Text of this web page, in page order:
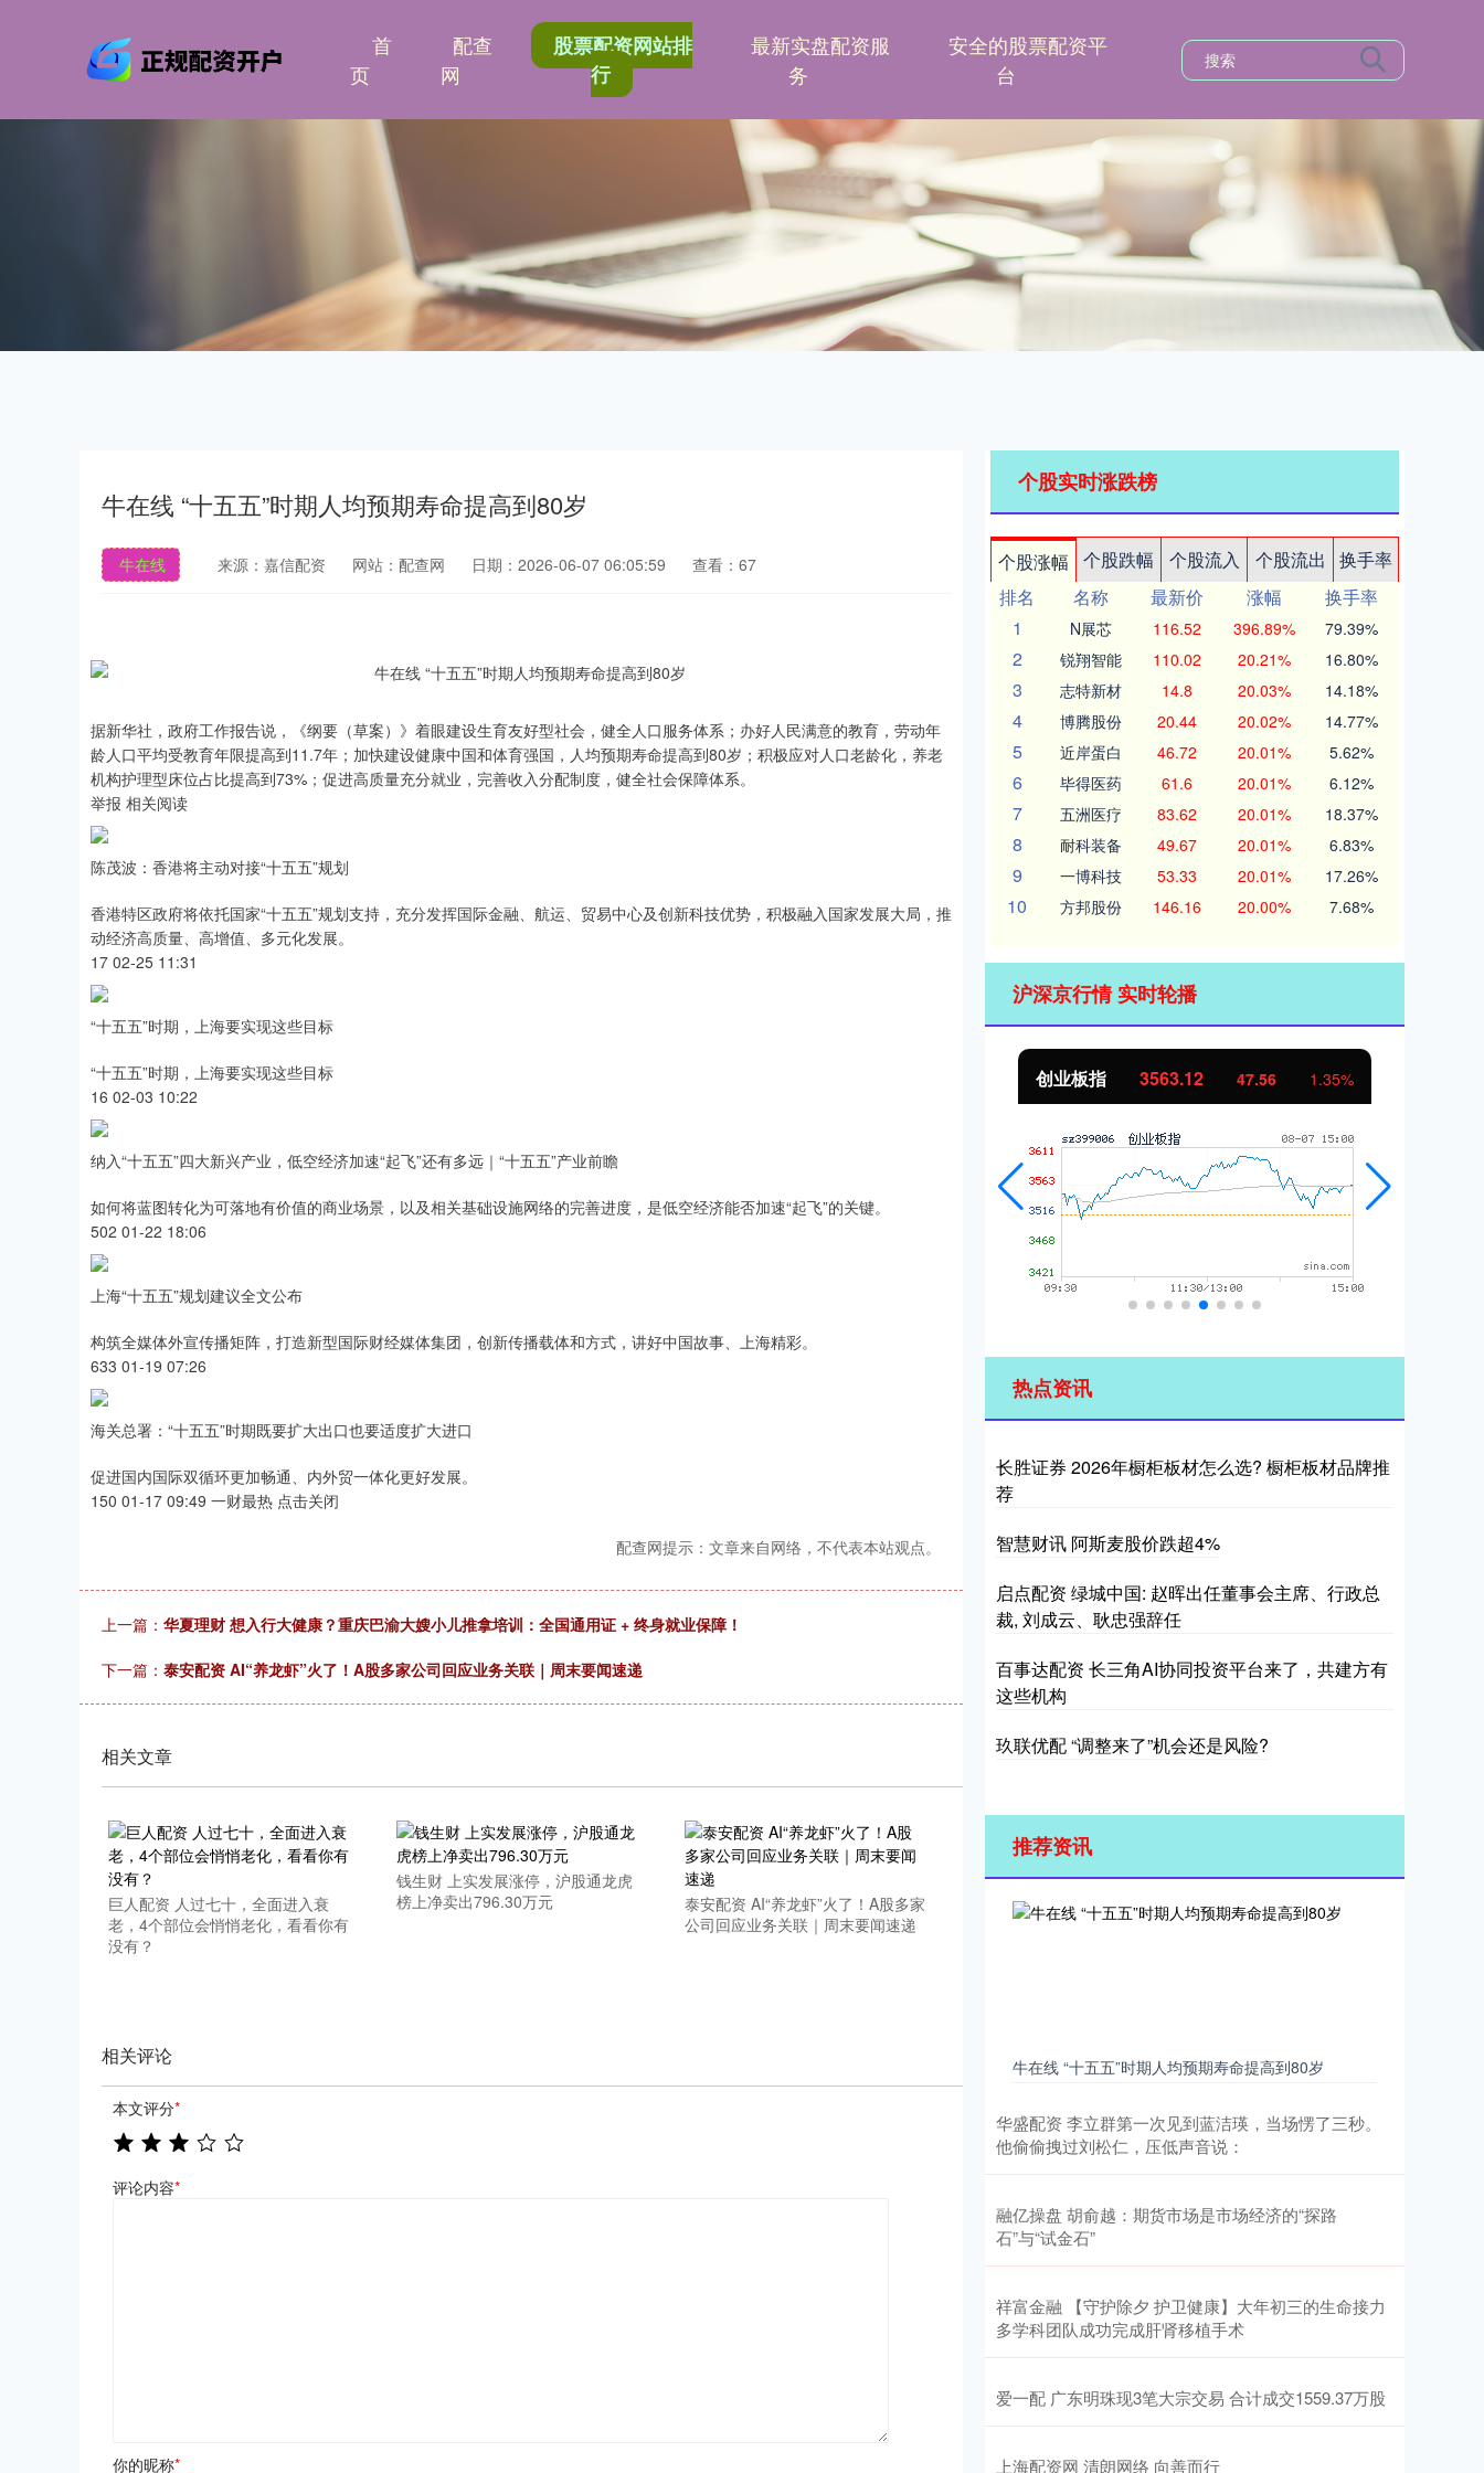
首
页
配查
网
股票配资网站排
行
最新实盘配资服
务
安全的股票配资平
台
牛在线 “十五五”时期人均预期寿命提高到80岁
牛在线 来源：嘉信配资 网站：配查网 日期：2026-06-07 06:05:59 查看：67
据新华社，政府工作报告说，《纲要（草案）》着眼建设生育友好型社会，健全人口服务体系；办好人民满意的教育，劳动年
龄人口平均受教育年限提高到11.7年；加快建设健康中国和体育强国，人均预期寿命提高到80岁；积极应对人口老龄化，养老
机构护理型床位占比提高到73%；促进高质量充分就业，完善收入分配制度，健全社会保障体系。
举报 相关阅读
陈茂波：香港将主动对接“十五五”规划
香港特区政府将依托国家“十五五”规划支持，充分发挥国际金融、航运、贸易中心及创新科技优势，积极融入国家发展大局，推
动经济高质量、高增值、多元化发展。
17 02-25 11:31
“十五五”时期，上海要实现这些目标
“十五五”时期，上海要实现这些目标
16 02-03 10:22
纳入“十五五”四大新兴产业，低空经济加速“起飞”还有多远｜“十五五”产业前瞻
如何将蓝图转化为可落地有价值的商业场景，以及相关基础设施网络的完善进度，是低空经济能否加速“起飞”的关键。
502 01-22 18:06
上海“十五五”规划建议全文公布
构筑全媒体外宣传播矩阵，打造新型国际财经媒体集团，创新传播载体和方式，讲好中国故事、上海精彩。
633 01-19 07:26
海关总署：“十五五”时期既要扩大出口也要适度扩大进口
促进国内国际双循环更加畅通、内外贸一体化更好发展。
150 01-17 09:49 一财最热 点击关闭
配查网提示：文章来自网络，不代表本站观点。
上一篇： 华夏理财 想入行大健康？重庆巴渝大嫂小儿推拿培训：全国通用证 + 终身就业保障！
下一篇： 泰安配资 AI“养龙虾”火了！A股多家公司回应业务关联｜周末要闻速递
相关文章
巨人配资 人过七十，全面进入衰
老，4个部位会悄悄老化，看看你有
没有？
钱生财 上实发展涨停，沪股通龙虎
榜上净卖出796.30万元
泰安配资 AI“养龙虾”火了！A股多家
公司回应业务关联｜周末要闻速递
相关评论
本文评分*
评论内容*
你的昵称*
个股实时涨跌榜
个股涨幅 个股跌幅 个股流入 个股流出
换手率
排名
名称 最新价 涨幅
换手率
1
N展芯 116.52 396.89% 79.39%
2 锐翔智能 110.02 20.21% 16.80%
3 志特新材 14.8 20.03% 14.18%
4 博腾股份 20.44 20.02% 14.77%
5 近岸蛋白 46.72 20.01% 5.62%
6 毕得医药 61.6 20.01% 6.12%
7 五洲医疗 83.62 20.01% 18.37%
8 耐科装备 49.67 20.01% 6.83%
9 一博科技 53.33 20.01% 17.26%
10 方邦股份 146.16 20.00% 7.68%
沪深京行情 实时轮播
1.42% 沪深300 4694.44 创业板指 3563.12 47.56 1.35%
热点资讯
长胜证券 2026年橱柜板材怎么选? 橱柜板材品牌推
荐
智慧财讯 阿斯麦股价跌超4%
启点配资 绿城中国: 赵晖出任董事会主席、行政总
裁, 刘成云、耿忠强辞任
百事达配资 长三角AI协同投资平台来了，共建方有
这些机构
玖联优配 “调整来了”机会还是风险?
推荐资讯
牛在线 “十五五”时期人均预期寿命提高到80岁
华盛配资 李立群第一次见到蓝洁瑛，当场愣了三秒。
他偷偷拽过刘松仁，压低声音说：
融亿操盘 胡俞越：期货市场是市场经济的“探路
石”与“试金石”
祥富金融 【守护除夕 护卫健康】大年初三的生命接力
多学科团队成功完成肝肾移植手术
爱一配 广东明珠现3笔大宗交易 合计成交1559.37万股
上海配资网 清朗网络 向善而行